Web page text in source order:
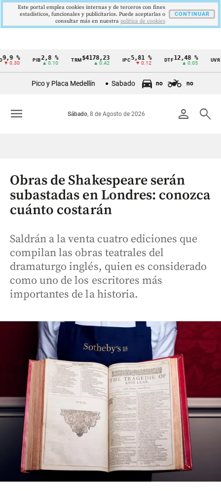
Cintillo
Colombia
% 2,8 %
▲ 0.10
TRM$4178,23
▲ 0.42
5,81 %
▼ 0.12
12,48 %
▲ 0.05
UVR
Pico y Placa Medellín Sabado no no
person search
Sábado, 8 de Agosto de 2026
menu
Obras de Shakespeare serán
subastadas en Londres: conozca
cuánto costarán
Saldrán a la venta cuatro ediciones que
compilan las obras teatrales del
dramaturgo inglés, quien es considerado
como uno de los escritores más
importantes de la historia.
Este portal emplea cookies internas y de terceros con fines
estadísticos, funcionales y publicitarios. Puede aceptarlas o
consultar más en nuestra politica de cookies
CONTINUAR